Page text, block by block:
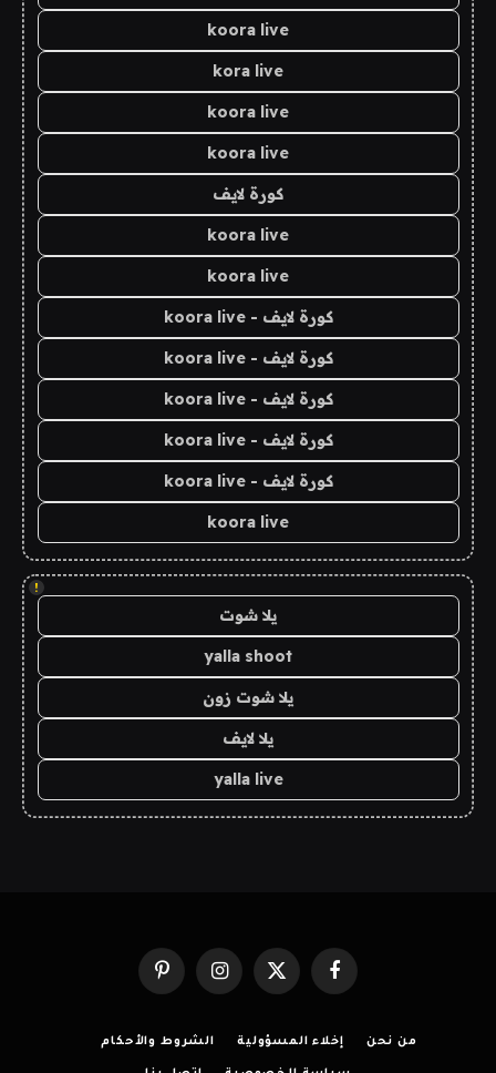
koora live
kora live
koora live
koora live
كورة لايف
koora live
koora live
كورة لايف - koora live
كورة لايف - koora live
كورة لايف - koora live
كورة لايف - koora live
كورة لايف - koora live
koora live
!
يلا شوت
yalla shoot
يلا شوت زون
يلا لايف
yalla live
فيسبوك X
(Twitter)
الانستغرامبينتيريست
من نحن إخلاء المسؤولية الشروط والأحكام